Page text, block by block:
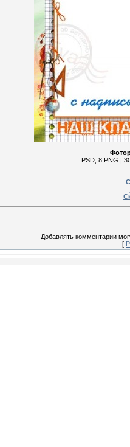
PSD, 8 PNG |
Добавлять комментарии
[